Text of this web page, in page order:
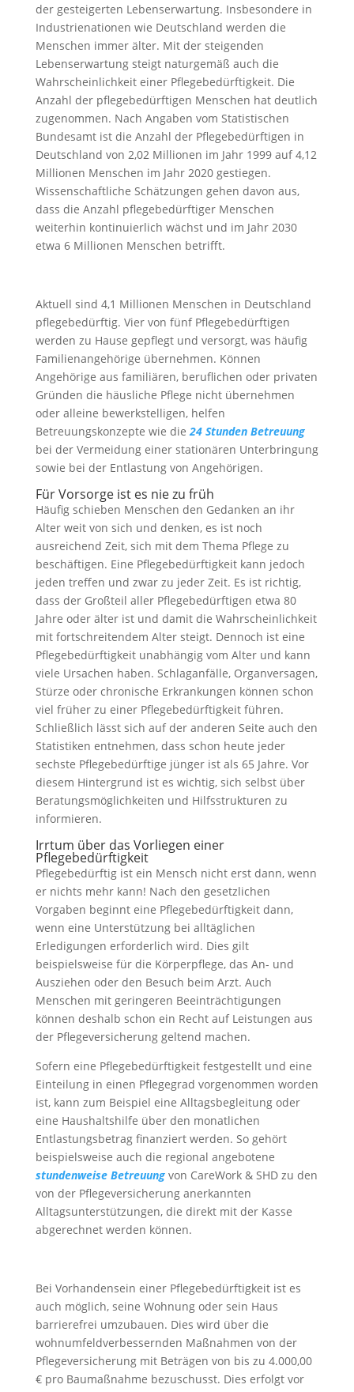
der gesteigerten Lebenserwartung. Insbesondere in
Industrienationen wie Deutschland werden die
Menschen immer älter. Mit der steigenden
Lebenserwartung steigt naturgemäß auch die
Wahrscheinlichkeit einer Pflegebedürftigkeit. Die
Anzahl der pflegebedürftigen Menschen hat deutlich
zugenommen. Nach Angaben vom Statistischen
Bundesamt ist die Anzahl der Pflegebedürftigen in
Deutschland von 2,02 Millionen im Jahr 1999 auf 4,12
Millionen Menschen im Jahr 2020 gestiegen.
Wissenschaftliche Schätzungen gehen davon aus,
dass die Anzahl pflegebedürftiger Menschen
weiterhin kontinuierlich wächst und im Jahr 2030
etwa 6 Millionen Menschen betrifft.
Aktuell sind 4,1 Millionen Menschen in Deutschland
pflegebedürftig. Vier von fünf Pflegebedürftigen
werden zu Hause gepflegt und versorgt, was häufig
Familienangehörige übernehmen. Können
Angehörige aus familiären, beruflichen oder privaten
Gründen die häusliche Pflege nicht übernehmen
oder alleine bewerkstelligen, helfen
Betreuungskonzepte wie die 24 Stunden Betreuung
bei der Vermeidung einer stationären Unterbringung
sowie bei der Entlastung von Angehörigen.
Für Vorsorge ist es nie zu früh
Häufig schieben Menschen den Gedanken an ihr
Alter weit von sich und denken, es ist noch
ausreichend Zeit, sich mit dem Thema Pflege zu
beschäftigen. Eine Pflegebedürftigkeit kann jedoch
jeden treffen und zwar zu jeder Zeit. Es ist richtig,
dass der Großteil aller Pflegebedürftigen etwa 80
Jahre oder älter ist und damit die Wahrscheinlichkeit
mit fortschreitendem Alter steigt. Dennoch ist eine
Pflegebedürftigkeit unabhängig vom Alter und kann
viele Ursachen haben. Schlaganfälle, Organversagen,
Stürze oder chronische Erkrankungen können schon
viel früher zu einer Pflegebedürftigkeit führen.
Schließlich lässt sich auf der anderen Seite auch den
Statistiken entnehmen, dass schon heute jeder
sechste Pflegebedürftige jünger ist als 65 Jahre. Vor
diesem Hintergrund ist es wichtig, sich selbst über
Beratungsmöglichkeiten und Hilfsstrukturen zu
informieren.
Irrtum über das Vorliegen einer
Pflegebedürftigkeit
Pflegebedürftig ist ein Mensch nicht erst dann, wenn
er nichts mehr kann! Nach den gesetzlichen
Vorgaben beginnt eine Pflegebedürftigkeit dann,
wenn eine Unterstützung bei alltäglichen
Erledigungen erforderlich wird. Dies gilt
beispielsweise für die Körperpflege, das An- und
Ausziehen oder den Besuch beim Arzt. Auch
Menschen mit geringeren Beeinträchtigungen
können deshalb schon ein Recht auf Leistungen aus
der Pflegeversicherung geltend machen.
Sofern eine Pflegebedürftigkeit festgestellt und eine
Einteilung in einen Pflegegrad vorgenommen worden
ist, kann zum Beispiel eine Alltagsbegleitung oder
eine Haushaltshilfe über den monatlichen
Entlastungsbetrag finanziert werden. So gehört
beispielsweise auch die regional angebotene
stundenweise Betreuungvon CareWork & SHD zu den
von der Pflegeversicherung anerkannten
Alltagsunterstützungen, die direkt mit der Kasse
abgerechnet werden können.
Bei Vorhandensein einer Pflegebedürftigkeit ist es
auch möglich, seine Wohnung oder sein Haus
barrierefrei umzubauen. Dies wird über die
wohnumfeldverbessernden Maßnahmen von der
Pflegeversicherung mit Beträgen von bis zu 4.000,00
€ pro Baumaßnahme bezuschusst. Dies erfolgt vor